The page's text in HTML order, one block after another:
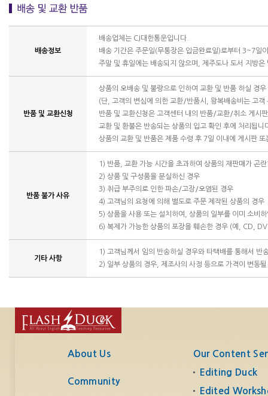
배송정보
배송업체는 CJ대한통운입니다.
배송 기간은 주문일(무통장은 입금완료일)로부터 3~7일
주말 및 휴일에는 배송되지 않으며, 제주도나 도서 지방은
반품 및 교환신청
상품의 오배송 및 불량으로 인하여 교환 및 반품 하실 경
(단, 고객의 변심에 의한 교환/반품시, 왕복배송비는 고객
반품 및 교환신청은 고객센터 내의 반품/교환/취소 게시
교환 및 환불은 반송되는 상품의 입고 확인 후에 처리됩니
상품의 교환 및 반품은 제품 수령 후 7일 이내에 게시판
반품 불가 사유
1) 반품, 교환 가능 시간을 초과하여 상품의 재판매가 곤
2) 상품 및 구성품을 분실하신 경우
3) 취급 부주의로 인한 파손/고장/오염된 경우
4) 고객님의 요청에 의해 별도로 주문 제작된 상품의 경우
5) 상품을 사용 또는 설치하여, 상품의 일부를 이미 소비
6) 복제가 가능한 상품의 포장을 훼손한 경우 (예, CD,
기타 사항
1) 고객님께서 임의 반송하실 경우와 타택배를 통해서
2) 일부 상품의 경우, 제조사의 사정 등으로 가격이 변동
About Us
Community
Our Content
Editing Duck
Edited